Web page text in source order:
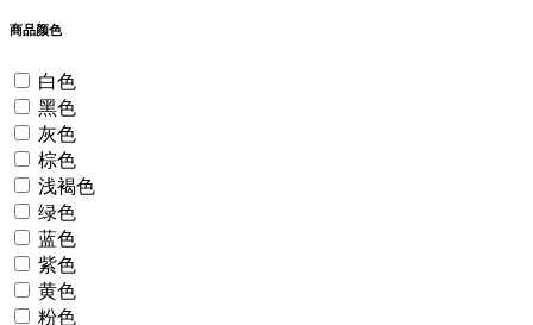
商品颜色
白色
黑色
灰色
棕色
浅褐色
绿色
蓝色
紫色
黄色
粉色